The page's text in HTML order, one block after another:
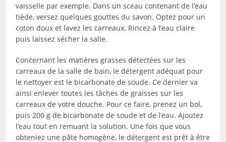
vaisselle par exemple. Dans un sceau contenant de l’eau
tiède, versez quelques gouttes du savon. Optez pour un
coton doux et lavez les carreaux. Rincez à l’eau claire
puis laissez sécher la salle.
Concernant les matières grasses détectées sur les
carreaux de la salle de bain, le détergent adéquat pour
le nettoyer est le bicarbonate de soude. Ce dernier va
ainsi enlever toutes les tâches de graisses sur les
carreaux de votre douche. Pour ce faire, prenez un bol,
puis 200 g de bicarbonate de soude et de l’eau. Ajoutez
l’eau tout en remuant la solution. Une fois que vous
obteniez une pâte homogène, le détergent est prêt à être